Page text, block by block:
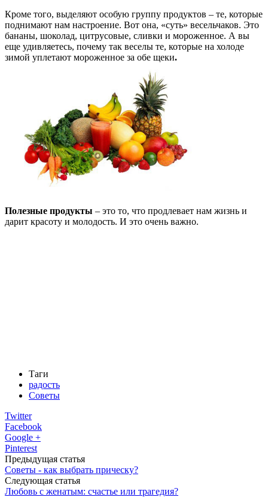
Кроме того, выделяют особую группу продуктов – те, которые
поднимают нам настроение. Вот она, «суть» весельчаков. Это
бананы, шоколад, цитрусовые, сливки и мороженное. А вы
еще удивляетесь, почему так веселы те, которые на холоде
зимой уплетают мороженное за обе щеки.
Полезные продукты – это то, что продлевает нам жизнь и
дарит красоту и молодость. И это очень важно.
Таги
радость
Советы
Twitter
Facebook
Google +
Pinterest
Предыдущая статья
Советы - как выбрать прическу?
Следующая статья
Любовь с женатым: счастье или трагедия?